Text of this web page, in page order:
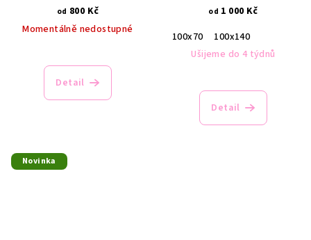
od 800 Kč
Momentálně nedostupné
Detail
od 1 000 Kč
100x70
100x140
Ušijeme do 4 týdnů
Detail
Novinka